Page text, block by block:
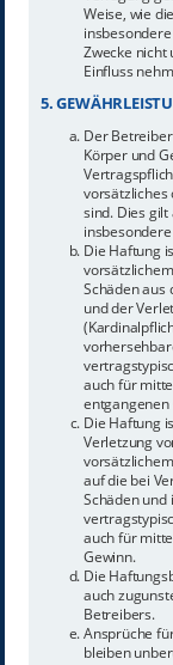
Weise, wie
Zwecke
Einfluss
5.
Der
Körper und
vorsätzliches
sind. Dies
Die Haftung
Schäden aus
und der
auch für
entgangenen
Die Haftung
Verletzung
auf die bei
Schäden und
auch für
Gewinn.
Die
auch
Betreibers.
Ansprüche
bleiben